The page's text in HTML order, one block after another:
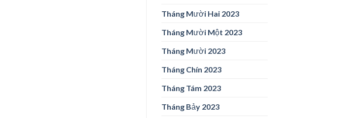
Tháng Mười Hai 2023
Tháng Mười Một 2023
Tháng Mười 2023
Tháng Chín 2023
Tháng Tám 2023
Tháng Bảy 2023